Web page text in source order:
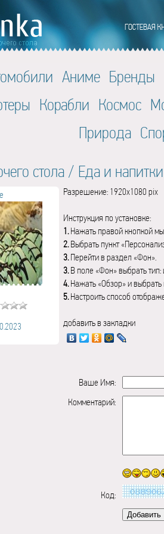
Аниме Бренды
Корабли Космос
Природа
стола / Еда и напитки
Разрешение: 1920x1080 pix
Инструкция по установке:
1.Нажать правой кнопкой
2.Выбрать пункт
3.Перейти в раздел «Фон».
3.В поле «Фон» выбрать
4.Нажать «Обзор» и выбрать
5.Настроить способ
добавить в закладки
Ваше Имя:
Комментарий:
Код: